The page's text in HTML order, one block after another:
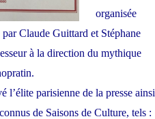
organisée
Claude Guittard et Stéphane
à la direction du mythique
l’élite parisienne de la presse ainsi
de Saisons de Culture, tels :